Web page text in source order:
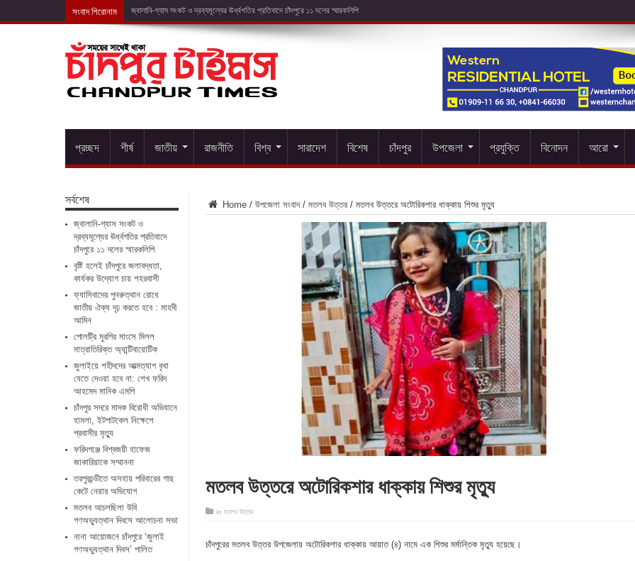
সংবাদ শিরোনাম বৃষ্টি হলেই চাঁদ
প্রচ্ছদ শীর্ষ জাতীয় রাজনীতি বিশ্ব সারাদেশ বিশেষ চাঁদপুর উপজেলা প্রযুক্তি বিনোদন আরো
Home / উপজেলা সংবাদ / মতলব উত্তর / মতলব উত্তরে অটোরিকশার ধাক্কায় শিশুর মৃত্যু
মতলব উত্তরে অটোরিকশার ধাক্কায় শিশুর মৃত্যু
in মতলব উত্তর
চাঁদপুরের মতলব উত্তর উপজেলায় অটোরিকশার ধাক্কায় আয়াত (৪) নামে এক শিশুর মর্মান্তিক মৃত্যু হয়েছে।
সর্বশেষ
জ্বালানি-গ্যাস সংকট ও
দ্রব্যমূল্যের ঊর্ধ্বগতির প্রতিবাদে
চাঁদপুরে ১১ দলের স্মারকলিপি
বৃষ্টি হলেই চাঁদপুরে জলাবদ্ধতা,
কার্যকর উদ্যোগ চায় শহরবাসী
ফ্যাসিবাদের পুনরুত্থান রোধে
জাতীয় ঐক্য দৃঢ় করতে হবে : মাহদী
আমিন
পোলট্রি মুরগির মাংসে মিলল
মাত্রাতিরিক্ত অ্যান্টিবায়োটিক
জুলাইয়ে শহীদদের আত্মত্যাগ বৃথা
যেতে দেওয়া হবে না: শেখ ফরিদ
আহমেদ মানিক এমপি
চাঁদপুর সদরে মাদক বিরোধী অভিযানে
হামলা, ইটপাটকেল নিক্ষেপে
প্রবাসীর মৃত্যু
ফরিদগঞ্জে বিশ্বজয়ী হাফেজ
জাকারিয়াকে সম্মাননা
তরপুরচন্ডীতে অসহায় পরিবারের গাছ
কেটে নেয়ার অভিযোগ
মতলব আচলছিলা উবি
গণঅভ্যুত্থান দিবসে আলোচনা সভা
নানা আয়োজনে চাঁদপুরে ‘জুলাই
গণঅভ্যুত্থান দিবস’ পালিত